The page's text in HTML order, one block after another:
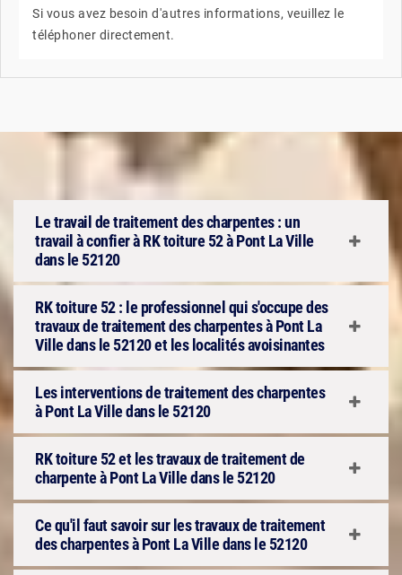
Si vous avez besoin d'autres informations, veuillez le
téléphoner directement.
Le travail de traitement des charpentes : un
travail à confier à RK toiture 52 à Pont La Ville
dans le 52120
RK toiture 52 : le professionnel qui s'occupe des
travaux de traitement des charpentes à Pont La
Ville dans le 52120 et les localités avoisinantes
Les interventions de traitement des charpentes
à Pont La Ville dans le 52120
RK toiture 52 et les travaux de traitement de
charpente à Pont La Ville dans le 52120
Ce qu'il faut savoir sur les travaux de traitement
des charpentes à Pont La Ville dans le 52120